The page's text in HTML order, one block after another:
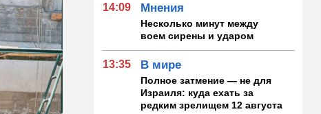
14:09 Мнения
Несколько минут между
воем сирены и ударом
13:35 В мире
Полное затмение — не для
Израиля: куда ехать за
редким зрелищем 12 августа